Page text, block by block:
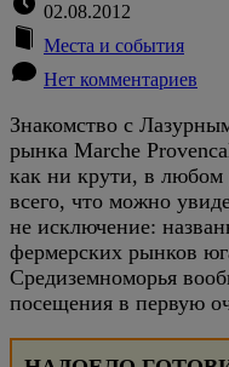
02.08.2012
Места и события
Нет комментариев
Знакомство с
рынка Marche
как ни крути, в любом
всего, что можно
не исключение:
фермерских рынков
Средиземноморья
посещения в первую